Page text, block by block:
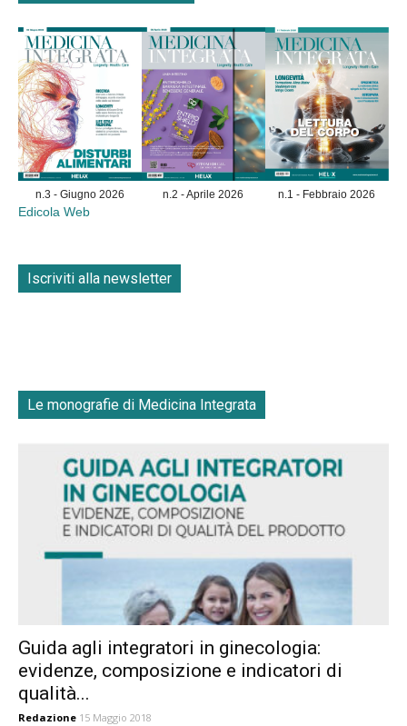
n.3 - Giugno 2026 n.2 - Aprile 2026 n.1 - Febbraio 2026
Edicola Web
Iscriviti alla newsletter
Le monografie di Medicina Integrata
Guida agli integratori in ginecologia:
evidenze, composizione e indicatori di
qualità...
Redazione 15 Maggio 2018